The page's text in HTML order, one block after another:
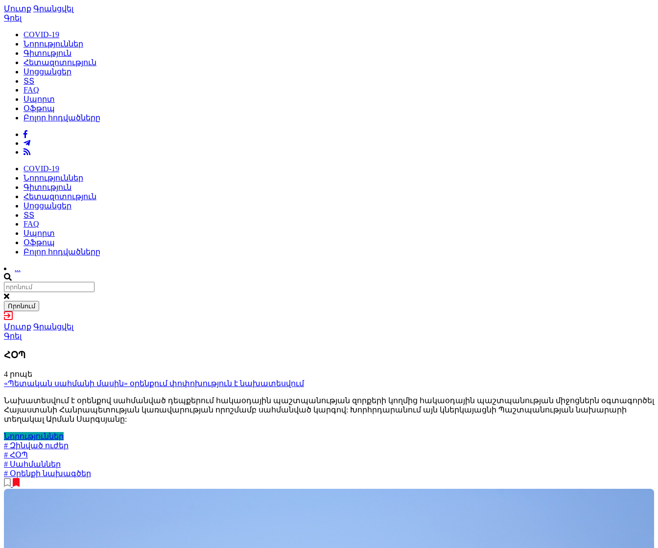
Մուտք Գրանցվել
Գրել
COVID-19
Նորություններ
Գիտություն
Հետազոտություն
Սոցցանցեր
ՏՏ
FAQ
Սպորտ
Օֆթոպ
Բոլոր հոդվածները
COVID-19
Նորություններ
Գիտություն
Հետազոտություն
Սոցցանցեր
ՏՏ
FAQ
Սպորտ
Օֆթոպ
Բոլոր հոդվածները
...
Որոնում
Մուտք Գրանցվել
Գրել
ՀՕՊ
4 րոպե
«Պետական սահմանի մասին» օրենքում փոփոխություն է նախատեսվում
Նախատեսվում է օրենքով սահմանված դեպքերում հակաօդային պաշտպանության զորքերի կողմից հակաօդային պաշտպանության միջոցներն օգտագործել
Հայաստանի Հանրապետության կառավարության որոշմամբ սահմանված կարգով: Խորհրդարանում այն կներկայացնի Պաշտպանության նախարարի
տեղակալ Արման Սարգսյանը:
Նորություններ
# Զինված ուժեր
# ՀՕՊ
# Սահմաններ
# Օրենքի նախագծեր